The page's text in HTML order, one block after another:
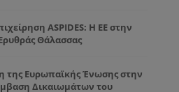
ASPIDES: Η ΕΕ στην
Θάλασσας
Ευρωπαϊκής Ένωσης στην
Δικαιωμάτων του